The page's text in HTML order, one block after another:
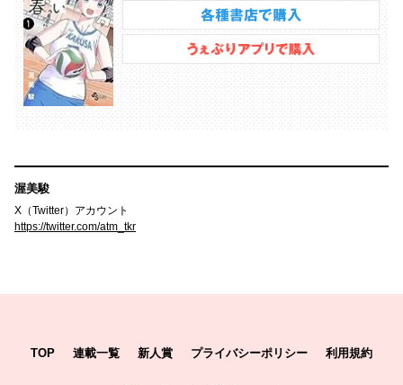
渥美駿
X（Twitter）アカウント
https://twitter.com/atm_tkr
TOP 連載一覧 新人賞 プライバシーポリシー 利用規約